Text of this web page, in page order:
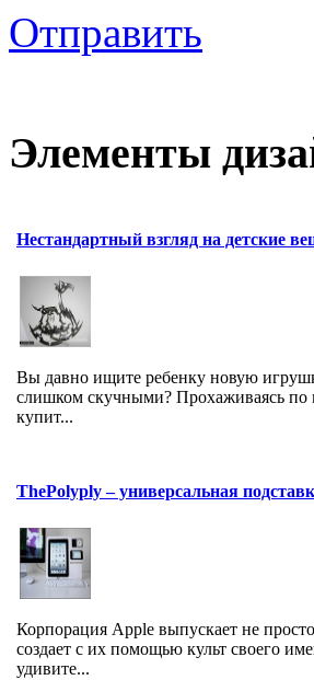
Отправить
Элементы
Нестандартный взгляд на детские
Вы давно ищите ребенку новую
слишком скучными? Прохаживаясь по
купит...
ThePolyply – универсальная
Корпорация Apple выпускает не
создает с их помощью культ своего
удивите...